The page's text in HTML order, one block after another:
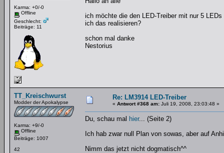
Karma: +0/-0
Offline
Geschlecht:
Beiträge: 11
ich möchte die den LED-Treiber mit nur 5
ich das realisieren?
schon mal danke
Nestorius
TT_Kreischwurst
Modder der Apokalypse
Karma: +9/-0
Offline
Beiträge: 1007
42
Re: LM3914 LED-Treiber
« Antwort #368 am: Juli 19, 2008, 23:03:48 »
Du, schau mal hier... (Seite 2)
Ich hab zwar null Plan von sowas, aber auf
Nimm das jetzt nicht dogmatisch^^